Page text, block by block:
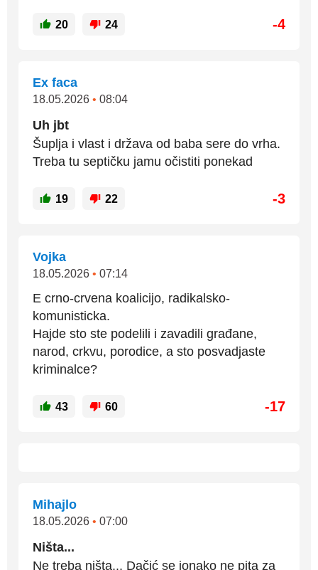
20 24 -4
Ex faca
18.05.2026 • 08:04
Uh jbt
Šuplja i vlast i država od baba sere do vrha.
Treba tu septičku jamu očistiti ponekad
19 22 -3
Vojka
18.05.2026 • 07:14
E crno-crvena koalicijo, radikalsko-
komunisticka.
Hajde sto ste podelili i zavadili građane,
narod, crkvu, porodice, a sto posvadjaste
kriminalce?
43 60 -17
Mihajlo
18.05.2026 • 07:00
Ništa...
Ne treba ništa... Dačić se ionako ne pita za